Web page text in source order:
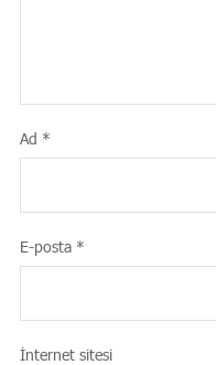
Ad *
E-posta *
İnternet sitesi